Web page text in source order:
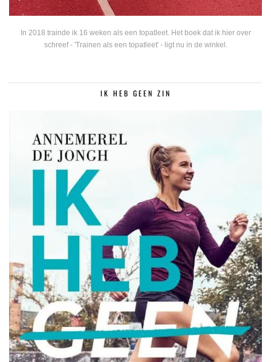
In 2018 trainde ik 16 weken als een topatleet. Het boek dat ik hier over
schreef - 'Trainen als een topatleet' - ligt nu in de winkel.
IK HEB GEEN ZIN